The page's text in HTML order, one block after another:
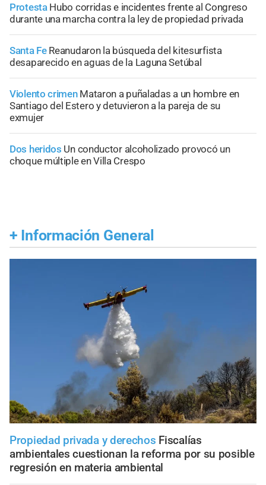
Protesta Hubo corridas e incidentes frente al Congreso
durante una marcha contra la ley de propiedad privada
Santa Fe Reanudaron la búsqueda del kitesurfista
desaparecido en aguas de la Laguna Setúbal
Violento crimen Mataron a puñaladas a un hombre en
Santiago del Estero y detuvieron a la pareja de su
exmujer
Dos heridos Un conductor alcoholizado provocó un
choque múltiple en Villa Crespo
+ Información General
Propiedad privada y derechos Fiscalías
ambientales cuestionan la reforma por su posible
regresión en materia ambiental